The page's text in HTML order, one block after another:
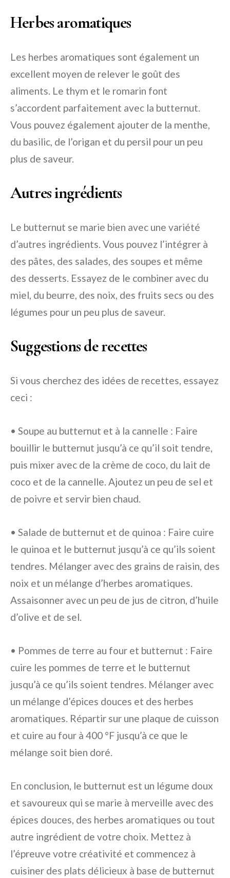
Herbes aromatiques
Les herbes aromatiques sont également un
excellent moyen de relever le goût des
aliments. Le thym et le romarin font
s’accordent parfaitement avec la butternut.
Vous pouvez également ajouter de la menthe,
du basilic, de l’origan et du persil pour un peu
plus de saveur.
Autres ingrédients
Le butternut se marie bien avec une variété
d’autres ingrédients. Vous pouvez l’intégrer à
des pâtes, des salades, des soupes et même
des desserts. Essayez de le combiner avec du
miel, du beurre, des noix, des fruits secs ou des
légumes pour un peu plus de saveur.
Suggestions de recettes
Si vous cherchez des idées de recettes, essayez
ceci :
• Soupe au butternut et à la cannelle : Faire
bouillir le butternut jusqu’à ce qu’il soit tendre,
puis mixer avec de la crème de coco, du lait de
coco et de la cannelle. Ajoutez un peu de sel et
de poivre et servir bien chaud.
• Salade de butternut et de quinoa : Faire cuire
le quinoa et le butternut jusqu’à ce qu’ils soient
tendres. Mélanger avec des grains de raisin, des
noix et un mélange d’herbes aromatiques.
Assaisonner avec un peu de jus de citron, d’huile
d’olive et de sel.
• Pommes de terre au four et butternut : Faire
cuire les pommes de terre et le butternut
jusqu’à ce qu’ils soient tendres. Mélanger avec
un mélange d’épices douces et des herbes
aromatiques. Répartir sur une plaque de cuisson
et cuire au four à 400 °F jusqu’à ce que le
mélange soit bien doré.
En conclusion, le butternut est un légume doux
et savoureux qui se marie à merveille avec des
épices douces, des herbes aromatiques ou tout
autre ingrédient de votre choix. Mettez à
l’épreuve votre créativité et commencez à
cuisiner des plats délicieux à base de butternut